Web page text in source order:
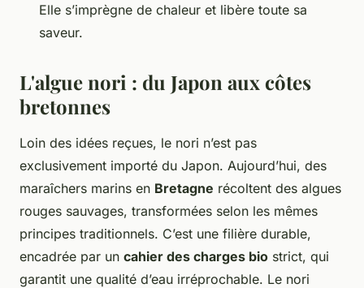
Elle s’imprègne de chaleur et libère toute sa
saveur.
L'algue nori : du Japon aux côtes
bretonnes
Loin des idées reçues, le nori n’est pas
exclusivement importé du Japon. Aujourd’hui, des
maraîchers marins en Bretagne récoltent des algues
rouges sauvages, transformées selon les mêmes
principes traditionnels. C’est une filière durable,
encadrée par un cahier des charges bio strict, qui
garantit une qualité d’eau irréprochable. Le nori